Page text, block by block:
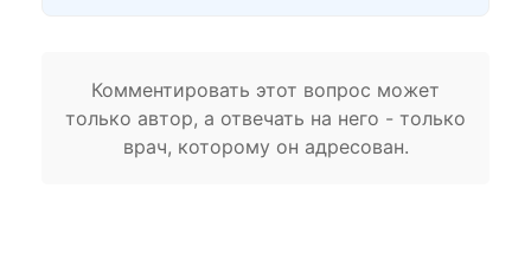
Комментировать этот вопрос может
только автор, а отвечать на него - только
врач, которому он адресован.